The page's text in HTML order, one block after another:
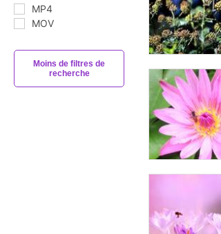
MP4
MOV
Moins de filtres de
recherche